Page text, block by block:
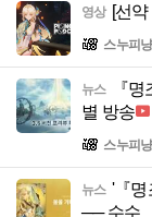
영상 [선
스누피냥
뉴스
『
별 방송
스누피냥
뉴스 '『명
── 수수